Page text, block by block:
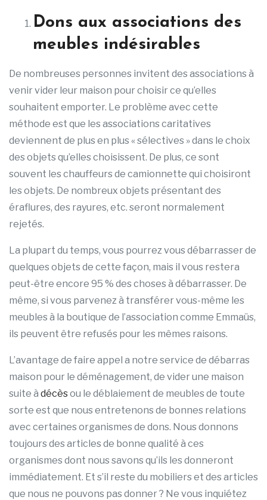
Dons aux associations des
meubles indésirables
De nombreuses personnes invitent des associations à
venir vider leur maison pour choisir ce qu’elles
souhaitent emporter. Le problème avec cette
méthode est que les associations caritatives
deviennent de plus en plus « sélectives » dans le choix
des objets qu’elles choisissent. De plus, ce sont
souvent les chauffeurs de camionnette qui choisiront
les objets. De nombreux objets présentant des
éraflures, des rayures, etc. seront normalement
rejetés.
La plupart du temps, vous pourrez vous débarrasser de
quelques objets de cette façon, mais il vous restera
peut-être encore 95 % des choses à débarrasser. De
même, si vous parvenez à transférer vous-même les
meubles à la boutique de l’association comme Emmaüs,
ils peuvent être refusés pour les mêmes raisons.
L’avantage de faire appel a notre service de débarras
maison pour le déménagement, de vider une maison
suite à décèsou le déblaiement de meubles de toute
sorte est que nous entretenons de bonnes relations
avec certaines organismes de dons. Nous donnons
toujours des articles de bonne qualité à ces
organismes dont nous savons qu’ils les donneront
immédiatement. Et s’il reste du mobiliers et des articles
que nous ne pouvons pas donner ? Ne vous inquiétez